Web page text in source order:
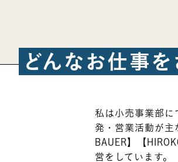
どんなお仕事
私は小売事業部に
発・営業活動が主
BAUER】【
営をしています。